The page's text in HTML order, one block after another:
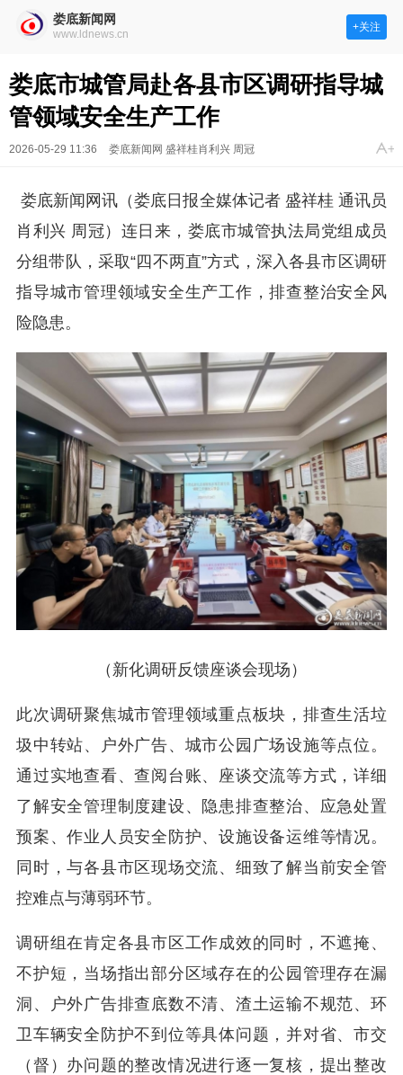
娄底新闻网
www.ldnews.cn
+关注
娄底市城管局赴各县市区调研指导城
管领域安全生产工作
2026-05-29 11:36 娄底新闻网 盛祥桂肖利兴 周冠
娄底新闻网讯（娄底日报全媒体记者 盛祥桂 通讯员
肖利兴 周冠）连日来，娄底市城管执法局党组成员
分组带队，采取“四不两直”方式，深入各县市区调研
指导城市管理领域安全生产工作，排查整治安全风
险隐患。
（新化调研反馈座谈会现场）
此次调研聚焦城市管理领域重点板块，排查生活垃
圾中转站、户外广告、城市公园广场设施等点位。
通过实地查看、查阅台账、座谈交流等方式，详细
了解安全管理制度建设、隐患排查整治、应急处置
预案、作业人员安全防护、设施设备运维等情况。
同时，与各县市区现场交流、细致了解当前安全管
控难点与薄弱环节。
调研组在肯定各县市区工作成效的同时，不遮掩、
不护短，当场指出部分区域存在的公园管理存在漏
洞、户外广告排查底数不清、渣土运输不规范、环
卫车辆安全防护不到位等具体问题，并对省、市交
（督）办问题的整改情况进行逐一复核，提出整改